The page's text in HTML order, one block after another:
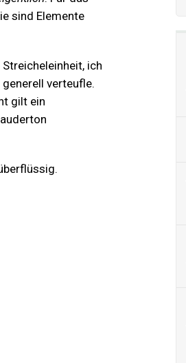
sind ​Elemente
ich
verteufle.
gilt ein